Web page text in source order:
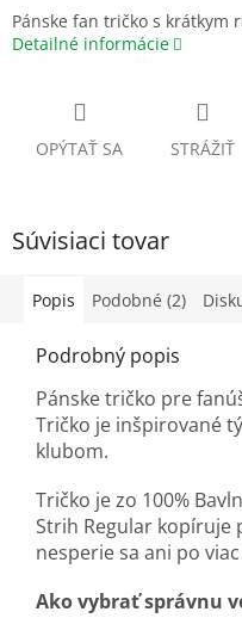
Pánske fan tričko s krátkym
Detailné informácie
OPÝTAŤ SA STRÁŽIŤ
Súvisiaci tovar
Popis Podobné (2)
Podrobný popis
Pánske tričko pre
Tričko je inšpirované
klubom.
Tričko je zo 100%
Strih Regular kopíruje
nesperie sa ani po
Ako vybrať správnu